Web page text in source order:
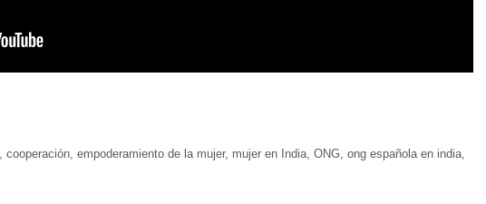
cooperación empoderamiento de la mujer, mujer en India ONG ong española en india